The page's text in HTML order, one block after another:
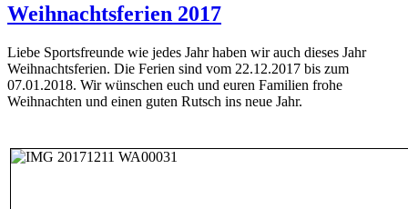
Weihnachtsferien 2017
Liebe Sportsfreunde wie jedes Jahr haben wir auch dieses Jahr
Weihnachtsferien. Die Ferien sind vom 22.12.2017 bis zum
07.01.2018. Wir wünschen euch und euren Familien frohe
Weihnachten und einen guten Rutsch ins neue Jahr.